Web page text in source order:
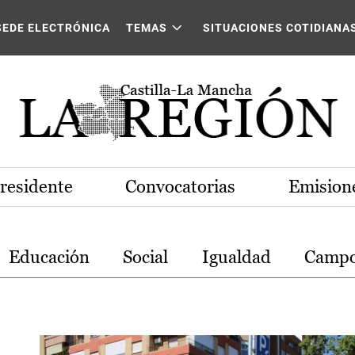
La Mancha
ELECTRÓNICA TEMAS SITUACIONES
Convocatorias
Educación Social Igualdad